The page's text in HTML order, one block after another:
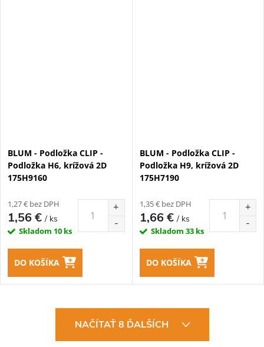
BLUM - Podložka CLIP -
Podložka H6, krížová 2D
175H9160
1,27 € bez DPH
1,56 €/ ks
Skladom 10 ks
DO KOŠÍKA
BLUM - Podložka CLIP -
Podložka H9, krížová 2D
175H7190
1,35 € bez DPH
1,66 €/ ks
Skladom 33 ks
DO KOŠÍKA
NAČÍTAŤ 8 ĎALŠÍCH